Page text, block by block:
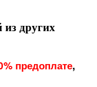
из других
предоплате,